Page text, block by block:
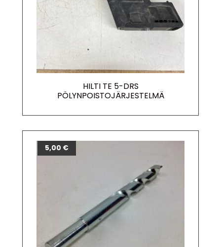
HILTI TE 5-DRS
PÖLYNPOISTOJÄRJESTELMÄ
5,00 €